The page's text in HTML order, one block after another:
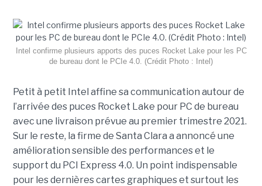
Intel confirme plusieurs apports des puces Rocket Lake pour les PC
de bureau dont le PCIe 4.0. (Crédit Photo : Intel)
Petit à petit Intel affine sa communication autour de
l’arrivée des puces Rocket Lake pour PC de bureau
avec une livraison prévue au premier trimestre 2021.
Sur le reste, la firme de Santa Clara a annoncé une
amélioration sensible des performances et le
support du PCI Express 4.0. Un point indispensable
pour les dernières cartes graphiques et surtout les